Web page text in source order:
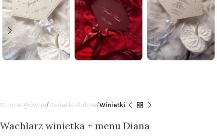
Strona główna Dodatki ślubne Winietki
Wachlarz winietka + menu Diana